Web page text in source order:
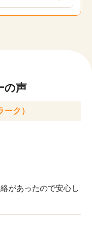
の声
ク）
があったので安心し